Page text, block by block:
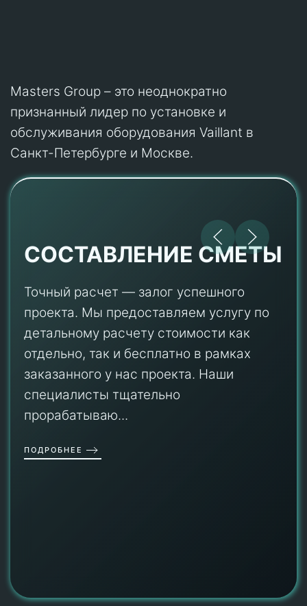
Masters Group – это неоднократно
признанный лидер по установке и
обслуживания оборудования Vaillant в
Санкт-Петербурге и Москве.
СОСТАВЛЕНИЕ СМЕТЫ
Точный расчет — залог успешного
проекта. Мы предоставляем услугу по
детальному расчету стоимости как
отдельно, так и бесплатно в рамках
заказанного у нас проекта. Наши
специалисты тщательно
прорабатываю...
ПОДРОБНЕЕ